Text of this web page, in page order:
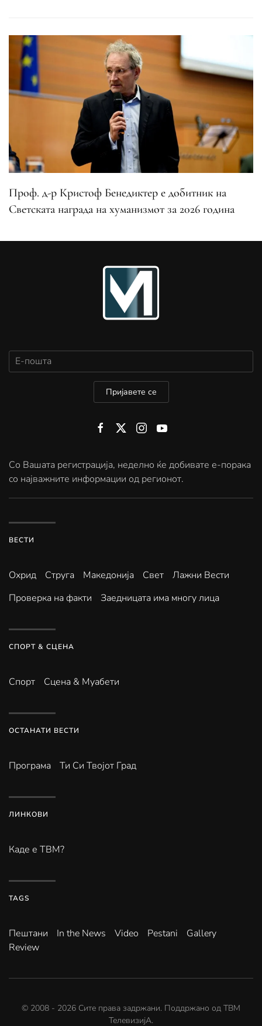
Проф. д-р Кристоф Бенедиктер е добитник на
Светската награда на хуманизмот за 2026 година
Пријавете се
Со Вашата регистрација, неделно ќе добивате е-порака
со најважните информации од регионот.
ВЕСТИ
Охрид Струга Македонија Свет
Лажни Вести
Проверка на факти
Заедницата има многу лица
СПОРТ & СЦЕНА
Спорт Сцена & Муабети
ОСТАНАТИ ВЕСТИ
Програма Ти Си Твојот Град
ЛИНКОВИ
Каде е ТВМ?
TAGS
Пештани In the News Video Pestani
Gallery
Review
© 2008 - 2026 Сите права задржани. Поддржано од ТВМ
ТелевизијА.